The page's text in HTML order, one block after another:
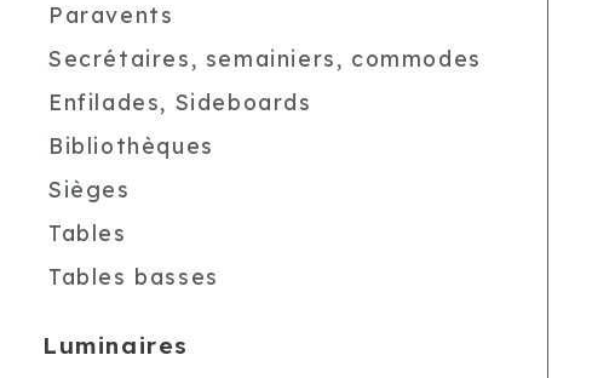
Paravents
Secrétaires, semainiers, commodes
Enfilades, Sideboards
Bibliothèques
Sièges
Tables
Tables basses
Luminaires